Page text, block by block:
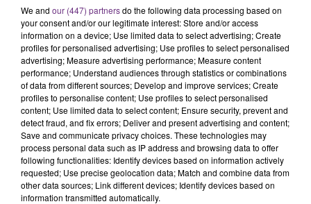
LE MAGASIN JOUÉCLUB DE REIMS FERME
SES PORTES
C'était l'une des institutions du centre-ville
rémois. Le magasin JouéClub est contraint de
fermer ses portes.
TITRES DIFFUSÉS
5h11
5h11 5h08
5h08
We and our (447) partnersdo the following data processing based on
your consent and/or our legitimate interest: Store and/or access
information on a device; Use limited data to select advertising; Create
profiles for personalised advertising; Use profiles to select personalised
advertising; Measure advertising performance; Measure content
performance; Understand audiences through statistics or combinations
of data from different sources; Develop and improve services; Create
profiles to personalise content; Use profiles to select personalised
content; Use limited data to select content; Ensure security, prevent and
detect fraud, and fix errors; Deliver and present advertising and content;
Save and communicate privacy choices. These technologies may
process personal data such as IP address and browsing data to offer
following functionalities: Identify devices based on information actively
requested; Use precise geolocation data; Match and combine data from
other data sources; Link different devices; Identify devices based on
information transmitted automatically.